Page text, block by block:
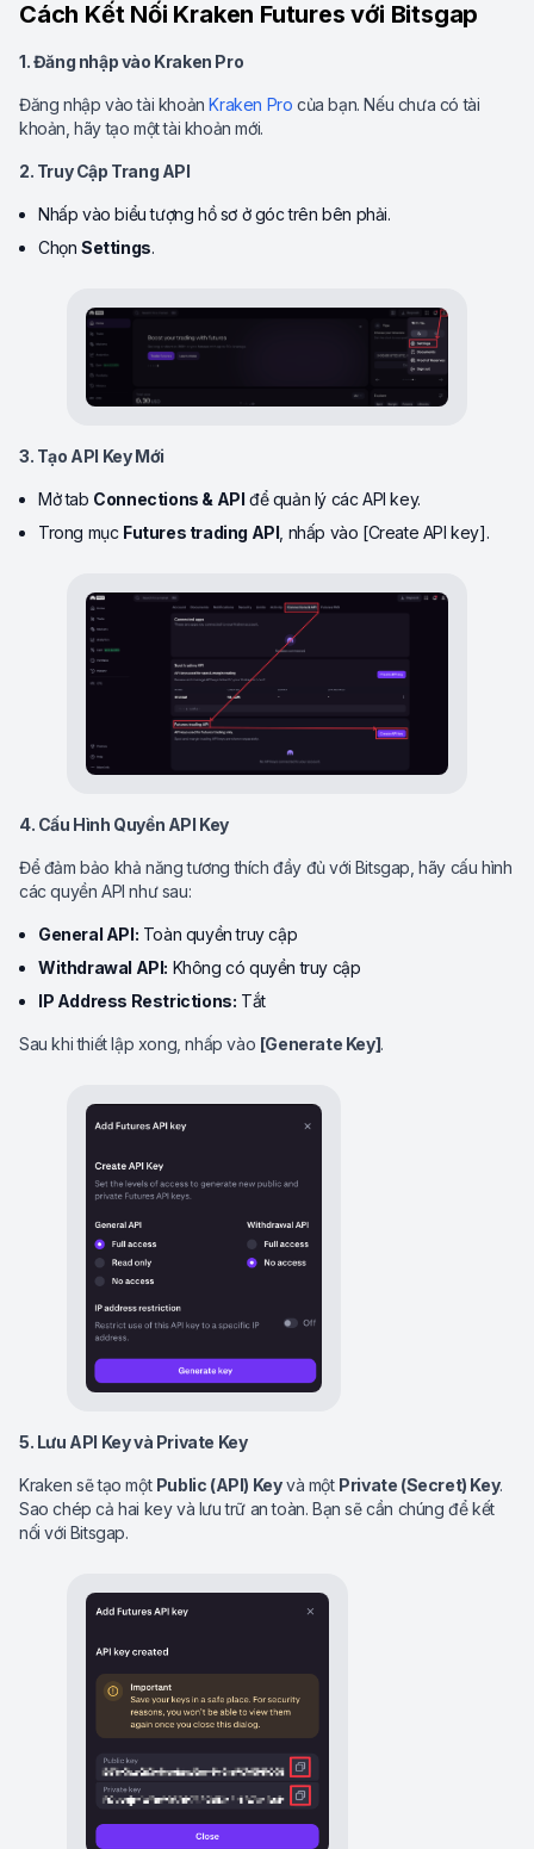
Cách Kết Nối Kraken Futures với Bitsgap
1. Đăng nhập vào Kraken Pro
Đăng nhập vào tài khoảnKraken Pro của bạn. Nếu chưa có tài
khoản, hãy tạo một tài khoản mới.
2. Truy Cập Trang API
Nhấp vào biểu tượng hồ sơ ở góc trên bên phải.
Chọn Settings.
3. Tạo API Key Mới
Mở tab Connections & API để quản lý các API key.
Trong mục Futures trading API , nhấp vào [Create API key].
4. Cấu Hình Quyền API Key
Để đảm bảo khả năng tương thích đầy đủ với Bitsgap, hãy cấu hình
các quyền API như sau:
General API: Toàn quyền truy cập
Withdrawal API: Không có quyền truy cập
IP Address Restrictions: Tắt
Sau khi thiết lập xong, nhấp vào [Generate Key].
5. Lưu API Key và Private Key
Kraken sẽ tạo một Public (API) Keyvà một Private (Secret) Key.
Sao chép cả hai key và lưu trữ an toàn. Bạn sẽ cần chúng để kết
nối với Bitsgap.